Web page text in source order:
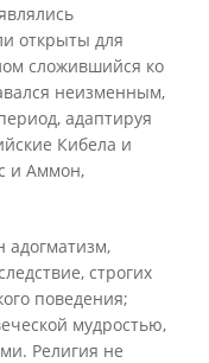
открыты для
сложившийся ко
неизменным,
адаптируя
Кибела и
и Аммон,
адогматизм,
строгих
поведения;
мудростью,
Религия не